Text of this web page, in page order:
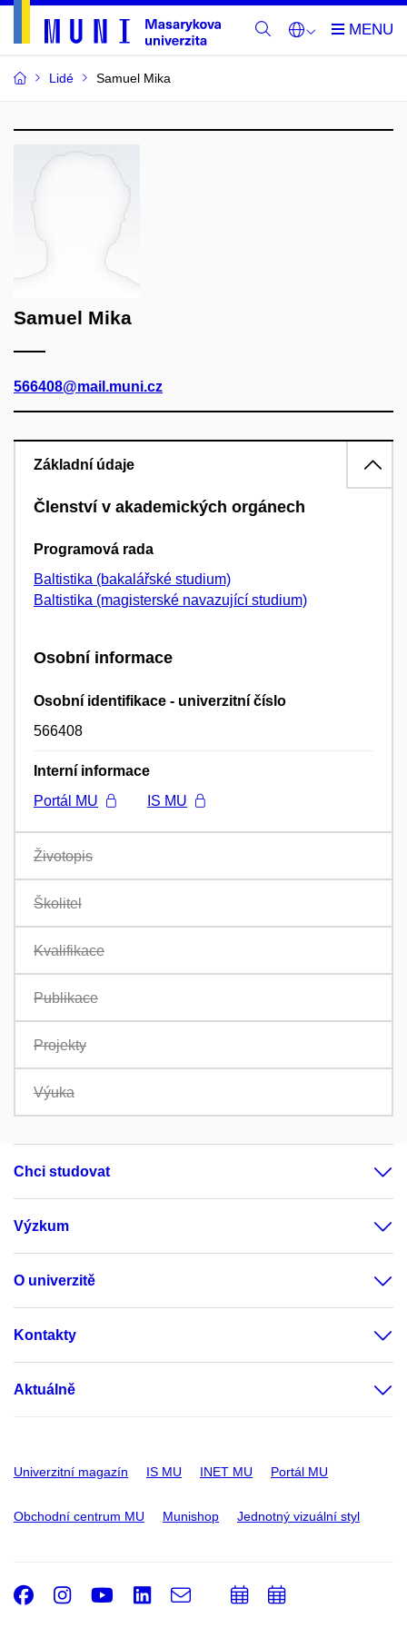
Lidé Samuel Mika
Samuel Mika
566408@mail.muni.cz
Základní údaje
Členství v akademických orgánech
Programová rada
Baltistika (bakalářské studium)
Baltistika (magisterské navazující studium)
Osobní informace
Osobní identifikace - univerzitní číslo
566408
Interní informace
Portál MU
IS MU
Životopis
Školitel
Kvalifikace
Publikace
Projekty
Výuka
Chci studovat
Výzkum
O univerzitě
Kontakty
Aktuálně
Univerzitní magazín IS MU INET MU Portál MU
Obchodní centrum MU Munishop Jednotný vizuální styl
Facebook
Instagram
Youtube
LinkedIn
e-
Email
PřidatPřidat